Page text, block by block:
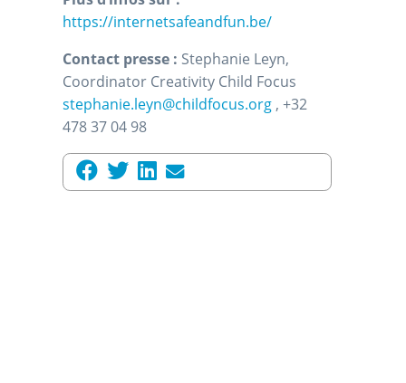
https://internetsafeandfun.be/
Contact presse : Stephanie Leyn,
Coordinator Creativity Child Focus
stephanie.leyn@childfocus.org, +32
478 37 04 98